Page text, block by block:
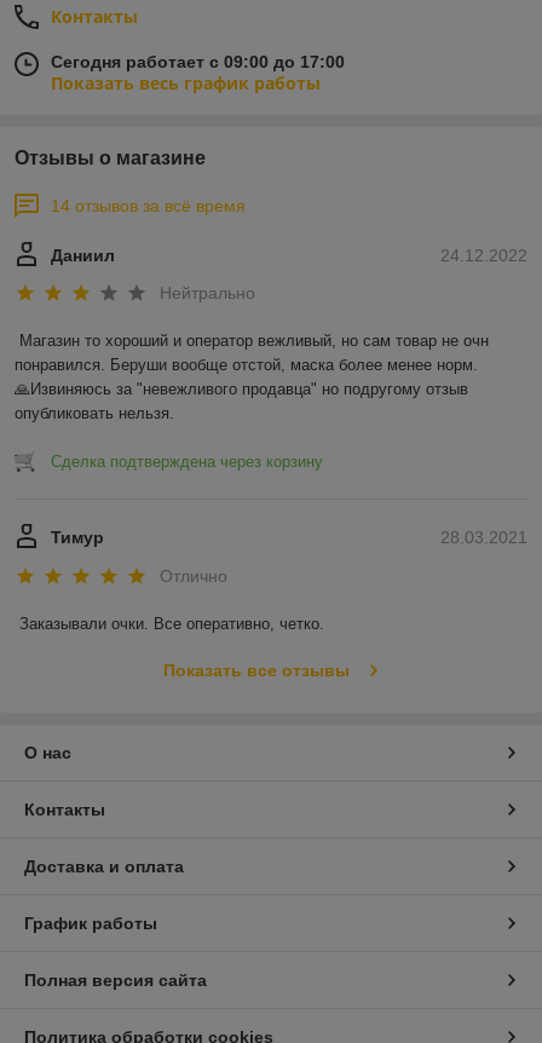
Контакты
Сегодня работает с 09:00 до 17:00
Показать весь график работы
Отзывы о магазине
14 отзывов за всё время
24.12.2022
Даниил
Нейтрально
Магазин то хороший и оператор вежливый, но сам товар не очн
понравился. Беруши вообще отстой, маска более менее норм.
🙏Извиняюсь за "невежливого продавца" но подругому отзыв
опубликовать нельзя.
Сделка подтверждена через корзину
28.03.2021
Тимур
Отлично
Заказывали очки. Все оперативно, четко.
Показать все отзывы
О нас
Контакты
Доставка и оплата
График работы
Полная версия сайта
Политика обработки cookies